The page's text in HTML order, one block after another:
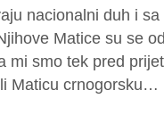
nacionalni duh i
Matice su se
mi smo tek pred
Maticu crnogorsku…